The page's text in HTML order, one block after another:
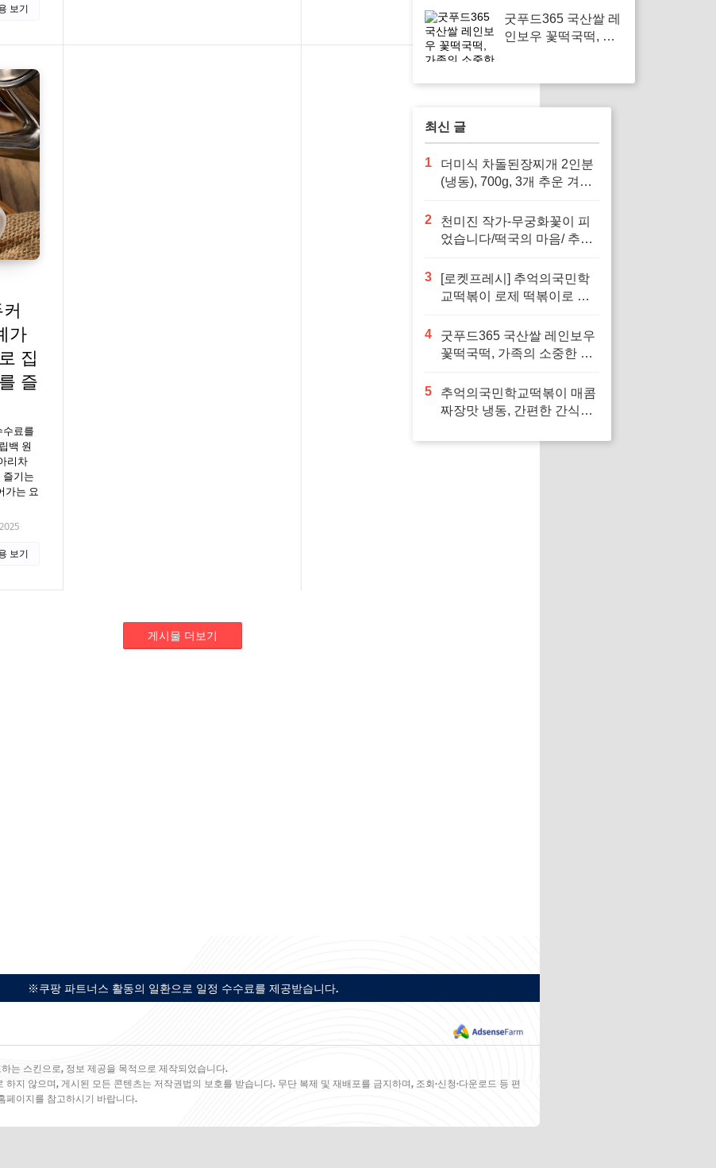
보기
가
집
즐
수료를
백 원
리차
즐기는
가는 요
보기
게시물 더보기
※쿠팡 파트너스 활동의 일환으로 일정 수수료를 제공받습니다.
는 스킨으로, 정보 제공을 목적으로 제작되었습니다.
지 않으며, 게시된 모든 콘텐츠는 저작권법의 보호를 받습니다. 무단 복제 및 재배포를 금지하며, 조회·신청·다운로드 등 편
페이지를 참고하시기 바랍니다.
굿푸드365 국산쌀 레
인보우 꽃떡국떡, 가
최신 글
1
더미식 차돌된장찌개 2인분
(냉동), 700g, 3개 추운 겨울
편한 요리
2
천미진 작가-무궁화꽃이 피
었습니다/떡국의 마음/ 추석
가능) -사은품-로 가족과 함
께 따뜻한 추억을 만들어보
3
[로켓프레시] 추억의국민학
교떡볶이 로제 떡볶이로 인
보세요
4
굿푸드365 국산쌀 레인보우
꽃떡국떡, 가족의 소중한 명
5
추억의국민학교떡볶이 매콤
짜장맛 냉동, 간편한 간식으